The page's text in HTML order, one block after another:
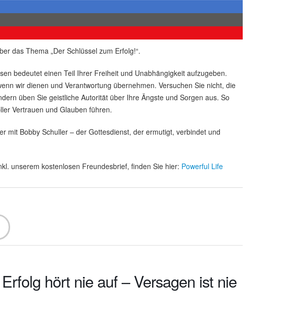
das Thema „Der Schlüssel zum Erfolg!“.
bedeutet einen Teil Ihrer Freiheit und Unabhängigkeit aufzugeben.
wir dienen und Verantwortung übernehmen. Versuchen Sie nicht, die
üben Sie geistliche Autorität über Ihre Ängste und Sorgen aus. So
Vertrauen und Glauben führen.
mit Bobby Schuller – der Gottesdienst, der ermutigt, verbindet und
unserem kostenlosen Freundesbrief, finden Sie hier: Powerful Life
hört nie auf – Versagen ist nie